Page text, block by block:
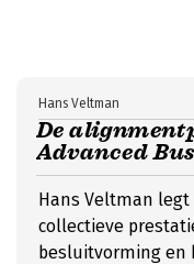
De
Advanced
Hans Veltman
Hans Veltman
collectieve
besluitvorming en